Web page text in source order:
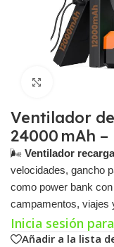
Ventilador
24000 mAh
🌬️ Ventilador
velocidades, gancho
como power bank
campamentos, viajes
Inicia sesión
Añadir a la lista